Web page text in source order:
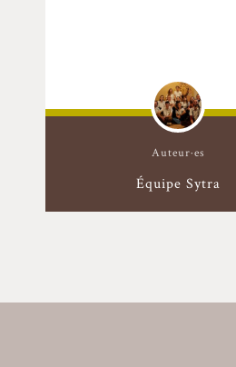
Auteur·es
Équipe Sytra